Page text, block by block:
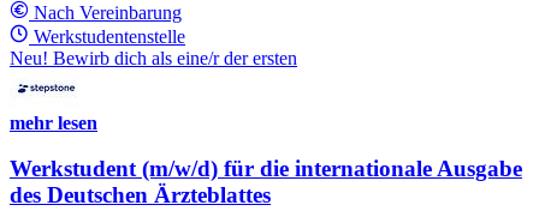
Nach Vereinbarung
Werkstudentenstelle
Neu! Bewirb dich als eine/r der ersten
mehr lesen
Werkstudent (m/w/d) für die internationale Ausgabe
des Deutschen Ärzteblattes